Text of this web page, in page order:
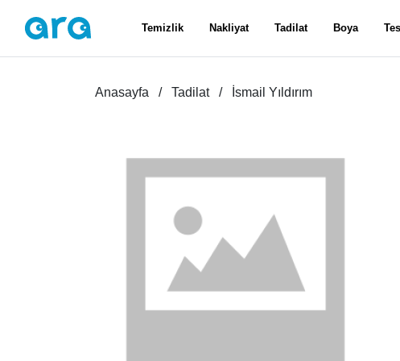
Temizlik Nakliyat Tadilat Boya
Anasayfa Tadilat İsmail Yıldırım